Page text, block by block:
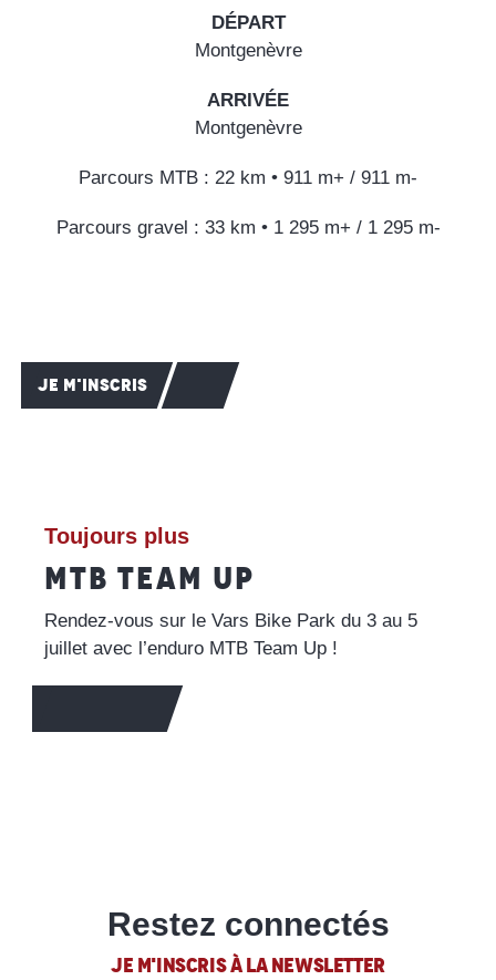
ETAPE 5
Etape 6
DÉPART
Montgenèvre
ARRIVÉE
Montgenèvre
Parcours MTB : 22 km • 911 m+ / 911 m-
Parcours gravel : 33 km • 1 295 m+ / 1 295 m-
JE M'INSCRIS
Toujours plus
MTB TEAM UP
Rendez-vous sur le Vars Bike Park du 3 au 5
juillet avec l’enduro MTB Team Up !
Restez connectés
JE M'INSCRIS À LA NEWSLETTER